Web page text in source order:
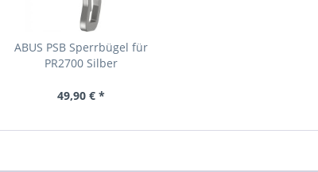
ABUS PSB Sperrbügel für
PR2700 Silber
49,90 € *